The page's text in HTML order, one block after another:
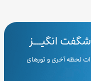
انگیـــز
لحظه آخری و تورهای